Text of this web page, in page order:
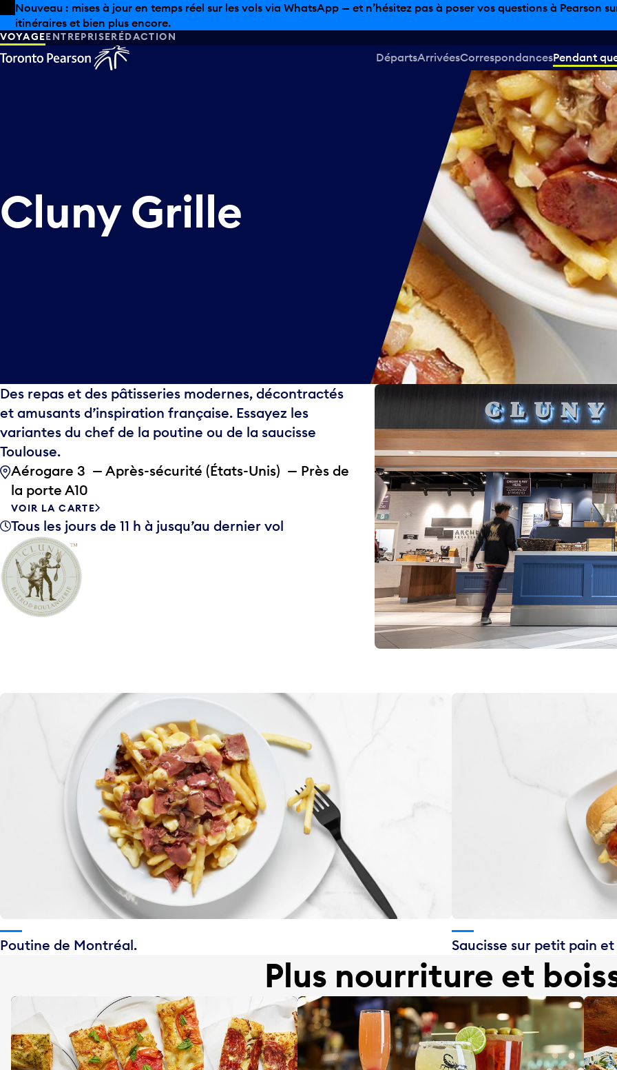
Skip to offers
Passer au contenu principal
Nouveau : mises à jour en temps réel sur les vols via WhatsApp — et n’hésitez pas à poser vos questions à Pearson
itinéraires et bien plus encore.
VOYAGEENTREPRISERÉDACTION
DépartsArrivéesCorrespondancesPendant
Cluny Grille
Des repas et des pâtisseries modernes, décontractés
et amusants d’inspiration française. Essayez les
variantes du chef de la poutine ou de la saucisse
Toulouse.
Aérogare 3 — Après-sécurité (États-Unis) — Près de
la porte A10
VOIR LA CARTE
Tous les jours de 11 h à jusqu’au dernier vol
Poutine de Montréal. Saucisse sur petit pain
Plus nourriture et